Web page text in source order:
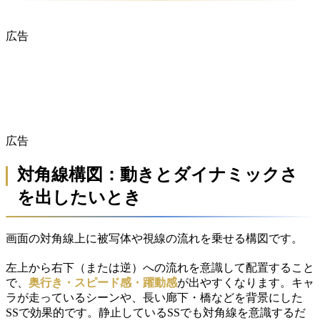
広告
広告
対角線構図：動きとダイナミックさ
を出したいとき
画面の対角線上に被写体や視線の流れを乗せる構図です。
左上から右下（または逆）への流れを意識して配置すること
で、 奥行き・スピード感・躍動感が出やすくなります。キャ
ラが走っているシーンや、長い廊下・橋などを背景にした
SSで効果的です。静止しているSSでも対角線を意識するだ